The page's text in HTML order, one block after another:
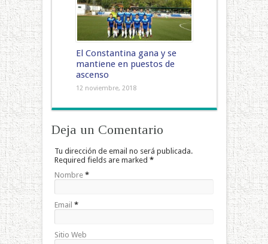
El Constantina gana y se
mantiene en puestos de
ascenso
12 noviembre, 2018
Deja un Comentario
Tu dirección de email no será publicada.
Required fields are marked *
Nombre *
Email *
Sitio Web